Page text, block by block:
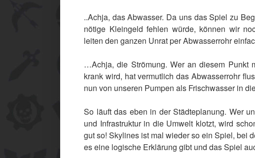
..Achja, das Abwasser. Da uns das Spiel zu
nötige Kleingeld fehlen würde, können wir
leiten den ganzen Unrat per Abwasserrohr
…Achja, die Strömung. Wer an diesem Punkt
krank wird, hat vermutlich das Abwasserrohr
nun von unseren Pumpen als Frischwasser in
So läuft das eben in der Städteplanung. Wer
und Infrastruktur in die Umwelt klotzt, wird
gut so! Skylines ist mal wieder so ein Spiel, bei
es eine logische Erklärung gibt und das Spiel